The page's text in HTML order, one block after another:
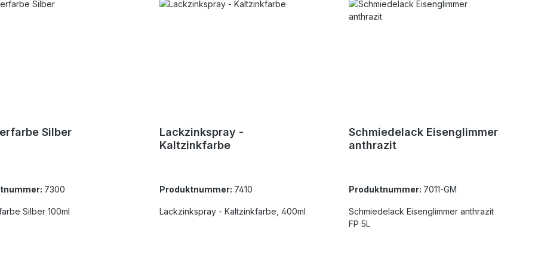
Silber
7300
Silber 100ml
Lackzinkspray -
Kaltzinkfarbe
Produktnummer: 7410
Lackzinkspray - Kaltzinkfarbe, 400ml
Schmiedelack Eisenglimmer
anthrazit
Produktnummer: 7011-GM
Schmiedelack Eisenglimmer anthrazit
FP 5L